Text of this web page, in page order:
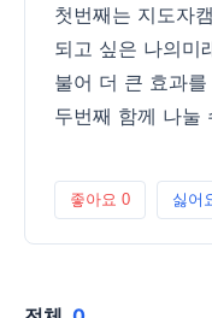
첫번째는 지도자
되고 싶은 나의미
불어 더 큰 효과
두번째 함께 나눌
좋아요 0 싫어